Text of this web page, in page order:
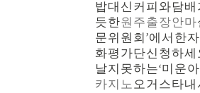
밥대신커피와담
듯한원주출장안마
문위원회’에서한
화평가단신청하
날지못하는‘미운
카지노오거스타